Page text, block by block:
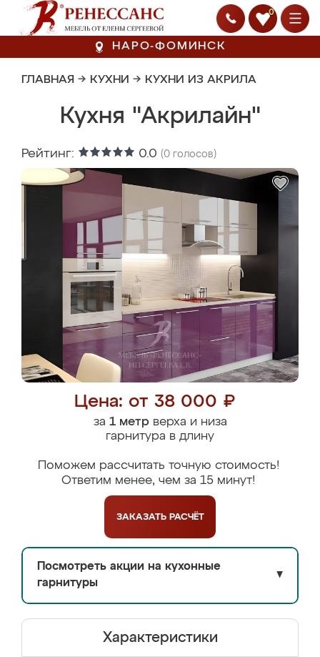
0
НАРО-ФОМИНСК
ГЛАВНАЯ → КУХНИ → КУХНИ ИЗ АКРИЛА
Кухня "Акрилайн"
Рейтинг: 0.0 (0 голосов)
Цена: от 38 000 ₽
за 1 метрверха и низа
гарнитура в длину
Поможем рассчитать точную стоимость!
Ответим менее, чем за 15 минут!
ЗАКАЗАТЬ РАСЧЁТ
Посмотреть акции на кухонные
гарнитуры
▼
Характеристики